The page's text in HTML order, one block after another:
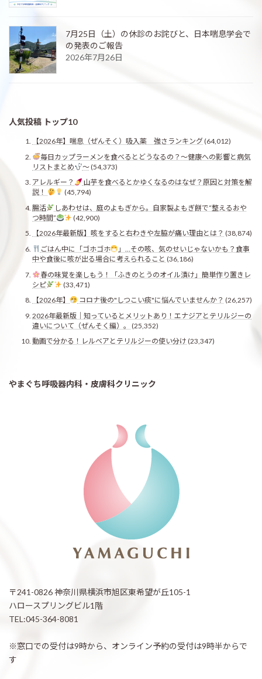
7月25日（土）の休診のお詫びと、日本喘息学会で
の発表のご報告
2026年7月26日
人気投稿 トップ10
【2026年】喘息（ぜんそく）吸入薬 強さランキング(64,012)
毎日カップラーメンを食べるとどうなるの？〜健康への影響と病気
リストまとめ
〜(54,373)
アレルギー？
山芋を食べるとかゆくなるのはなぜ？原因と対策を解
説！
(45,794)
腸活
しあわせは、庭のよもぎから。自家製よもぎ餅で“整えるおや
つ時間”
(42,900)
【2026年最新版】咳をすると右わきや左脇が痛い理由とは？ (38,874)
ごはん中に「ゴホゴホ
」…その咳、気のせいじゃないかも？食事
中や食後に咳が出る場合に考えられること (36,186)
春の味覚を楽しもう！「ふきのとうのオイル漬け」簡単作り置きレ
シピ
(33,471)
【2026年】
コロナ後の"しつこい痰"に悩んでいませんか？ (26,257)
2026年最新版｜知っているとメリットあり！エナジアとテリルジーの
違いについて（ぜんそく編）。
(25,352)
動画で分かる！レルベアとテリルジーの使い分け (23,347)
やまぐち呼吸器内科・皮膚科クリニック
〒241-0826 神奈川県横浜市旭区東希望が丘105-1
ハロースプリングビル1階
TEL:045-364-8081
※窓口での受付は9時から、オンライン予約の受付は9時半からで
す